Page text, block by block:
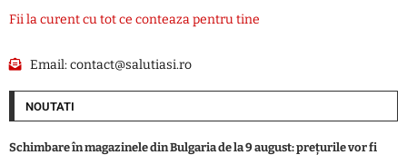
Fii la curent cu tot ce conteaza pentru tine
Email:contact@salutiasi.ro
NOUTATI
Schimbare în magazinele din Bulgaria de la 9 august: prețurile vor fi